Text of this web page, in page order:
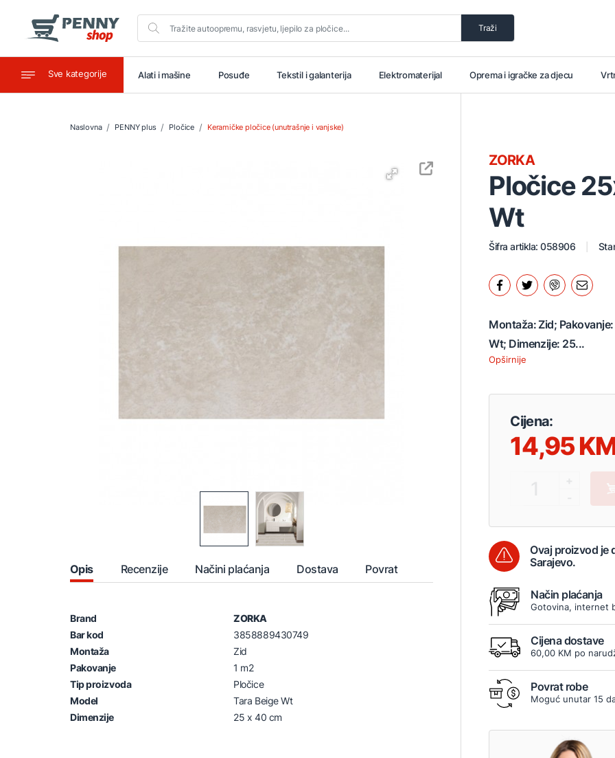
Traži
Sve kategorije
Ugostiteljstvo Alati i mašine Posuđe Tekstil i galanterija Elektromaterijal Oprema i igračke za djecu
Naslovna PENNY plus Pločice Keramičke pločice (unutrašnje i vanjske)
Opis Recenzije Načini plaćanja Dostava Povrat
Brand
ZORKA
Bar kod
3858889430749
Montaža
Zid
Pakovanje
1 m2
Tip proizvoda
Pločice
Model
Tara Beige Wt
Dimenzije
25 x 40 cm
Pločice
Wt
ZORKA
Šifra artikla: 058906
Montaža: Zid;
Wt; Dimenzije: 25...
Opširnije
Cijena:
14,95
Ovaj proizvod je
Sarajevo.
Način plaćanja
Gotovina, internet
Cijena dostave
60,00 KM po
Povrat robe
Moguć unutar 15